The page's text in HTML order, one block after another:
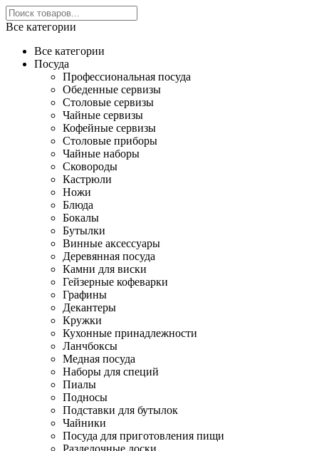
Все категории
Все категории
Посуда
Профессиональная посуда
Обеденные сервизы
Столовые сервизы
Чайные сервизы
Кофейные сервизы
Столовые приборы
Чайные наборы
Сковороды
Кастрюли
Ножи
Блюда
Бокалы
Бутылки
Винные аксессуары
Деревянная посуда
Камни для виски
Гейзерные кофеварки
Графины
Декантеры
Кружки
Кухонные принадлежности
Ланчбоксы
Медная посуда
Наборы для специй
Пиалы
Подносы
Подставки для бутылок
Чайники
Посуда для приготовления пищи
Разделочные доски